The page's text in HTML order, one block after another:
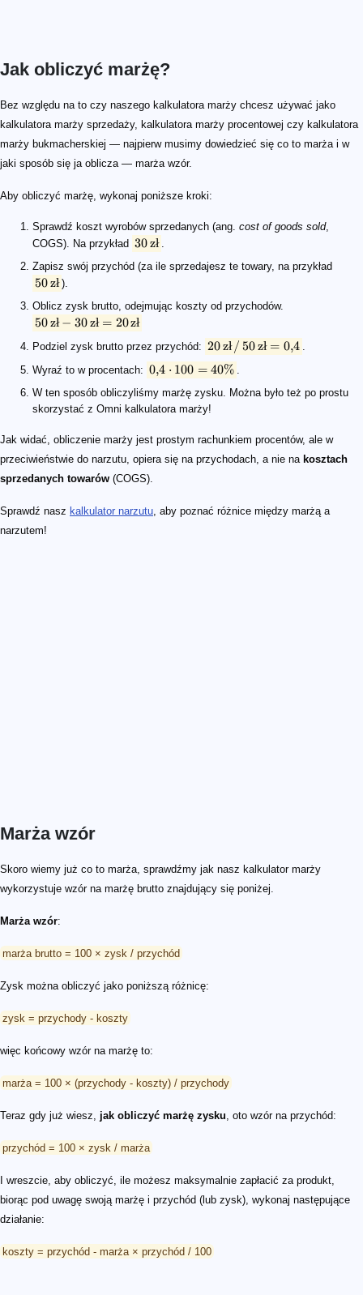
Jak obliczyć marżę?
Bez względu na to czy naszego kalkulatora marży chcesz używać jako
kalkulatora marży sprzedaży, kalkulatora marży procentowej czy kalkulatora
marży bukmacherskiej — najpierw musimy dowiedzieć się co to marża i w
jaki sposób się ja oblicza — marża wzór.
Aby obliczyć marżę, wykonaj poniższe kroki:
Sprawdź koszt wyrobów sprzedanych (ang. cost of goods sold,
COGS). Na przykład
30\, \rm{zł}
30zł
Zapisz swój przychód (za ile sprzedajesz te towary, na przykład
50\, \rm{zł}
50zł ).
Oblicz zysk brutto, odejmując koszty od przychodów.
50\, \rm{zł} - 30\, \rm{zł} = 20\, \rm{zł}
50zł − 30zł = 20zł
Podziel zysk brutto przez przychód:
20\, \rm{zł}\, /\, 50\, \rm{zł} = 0,\!4
20zł / 50zł = 0,4
Wyraź to w procentach:
0,\!4 \cdot 100 = 40\%
0,4 ⋅ 100 = 40%
W ten sposób obliczyliśmy marżę zysku. Można było też po prostu
skorzystać z Omni kalkulatora marży!
Jak widać, obliczenie marży jest prostym rachunkiem procentów, ale w
przeciwieństwie do narzutu, opiera się na przychodach, a nie na kosztach
sprzedanych towarów (COGS).
Sprawdź nasz kalkulator narzutu , aby poznać różnice między marżą a
narzutem!
Marża wzór
Skoro wiemy już co to marża, sprawdźmy jak nasz kalkulator marży
wykorzystuje wzór na marżę brutto znajdujący się poniżej.
Marża wzór:
marża brutto = 100 × zysk / przychód
Zysk można obliczyć jako poniższą różnicę:
zysk = przychody - koszty
więc końcowy wzór na marżę to:
marża = 100 × (przychody - koszty) / przychody
Teraz gdy już wiesz, jak obliczyć marżę zysku , oto wzór na przychód:
przychód = 100 × zysk / marża
I wreszcie, aby obliczyć, ile możesz maksymalnie zapłacić za produkt,
biorąc pod uwagę swoją marżę i przychód (lub zysk), wykonaj następujące
działanie:
koszty = przychód - marża × przychód / 100